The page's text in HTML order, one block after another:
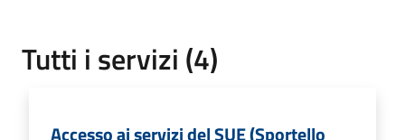
Tutti i servizi (4)
Accesso ai servizi del SUE (Sportello